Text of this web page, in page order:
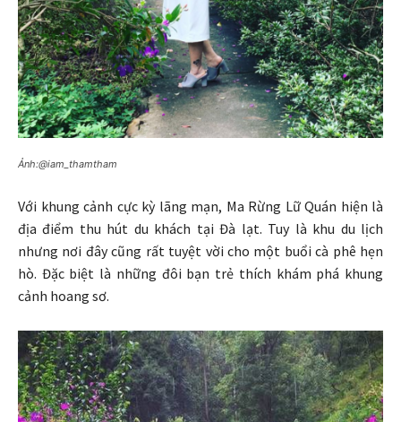
Ảnh:@iam_thamtham
Với khung cảnh cực kỳ lãng mạn, Ma Rừng Lữ Quán hiện là
địa điểm thu hút du khách tại Đà lạt. Tuy là khu du lịch
nhưng nơi đây cũng rất tuyệt vời cho một buổi cà phê hẹn
hò. Đặc biệt là những đôi bạn trẻ thích khám phá khung
cảnh hoang sơ.